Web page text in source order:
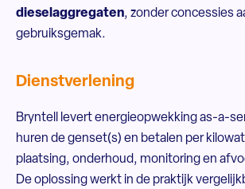
dieselaggregaten, zonder concessies
gebruiksgemak.
Dienstverlening
Bryntell levert energieopwekking as-a-
huren de genset(s) en betalen per
plaatsing, onderhoud, monitoring en
De oplossing werkt in de praktijk